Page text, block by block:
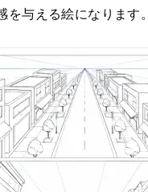
を与える絵になります。